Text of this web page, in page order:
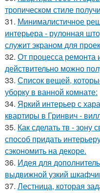
тропическом стиле
31. Минималистичное
интерьера - рулонная
служит экраном для
32. От процесса ремонта
действительно можно
33. Список вещей,
уборку в ванной комнате:
34. Яркий интерьер с
квартиры в Гринвич -
35. Как сделать тв - зону
способ придать
сэкономить на декоре.
36. Идея для
выдвижной узкий
37. Лестница, которая